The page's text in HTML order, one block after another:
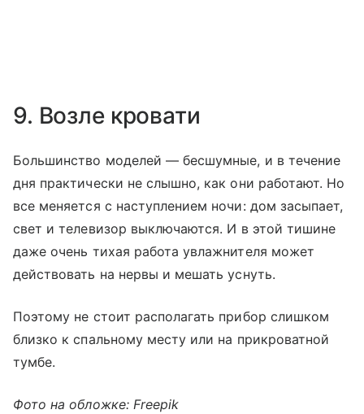
9. Возле кровати
Большинство моделей — бесшумные, и в течение
дня практически не слышно, как они работают. Но
все меняется с наступлением ночи: дом засыпает,
свет и телевизор выключаются. И в этой тишине
даже очень тихая работа увлажнителя может
действовать на нервы и мешать уснуть.
Поэтому не стоит располагать прибор слишком
близко к спальному месту или на прикроватной
тумбе.
Фото на обложке: Freepik